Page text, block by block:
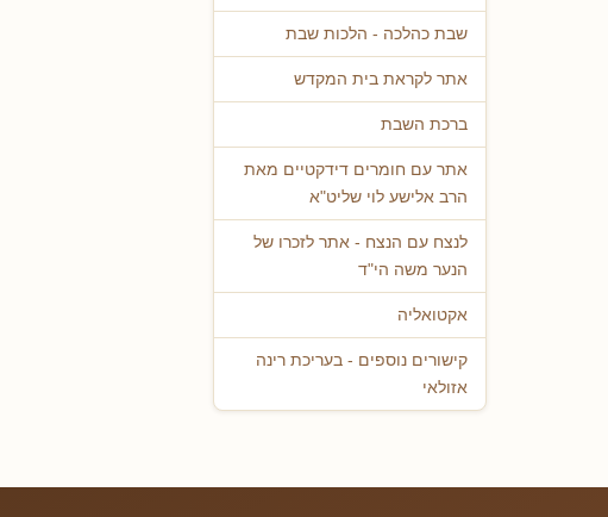
שבת כהלכה - הלכות שבת
אתר לקראת בית המקדש
ברכת השבת
אתר עם חומרים דידקטיים מאת
הרב אלישע לוי שליט"א
לנצח עם הנצח - אתר לזכרו של
הנער משה הי"ד
אקטואליה
קישורים נוספים - בעריכת רינה
אזולאי